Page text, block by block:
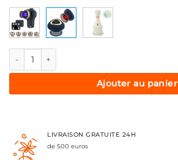
Ajouter au panier
LIVRAISON GRATUITE 24H
de 500 euros